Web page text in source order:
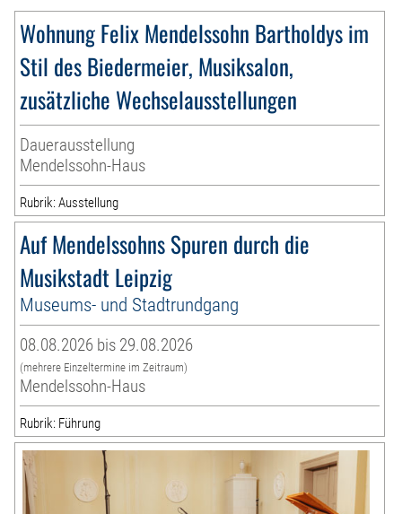
Wohnung Felix Mendelssohn Bartholdys im
Stil des Biedermeier, Musiksalon,
zusätzliche Wechselausstellungen
Dauerausstellung
Mendelssohn-Haus
Rubrik: Ausstellung
Auf Mendelssohns Spuren durch die
Musikstadt Leipzig
Museums- und Stadtrundgang
08.08.2026 bis 29.08.2026
(mehrere Einzeltermine im Zeitraum)
Mendelssohn-Haus
Rubrik: Führung